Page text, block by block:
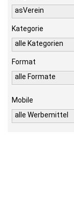
asVerein
Kategorie
alle Kategorien
Format
alle Formate
Mobile
alle Werbemittel